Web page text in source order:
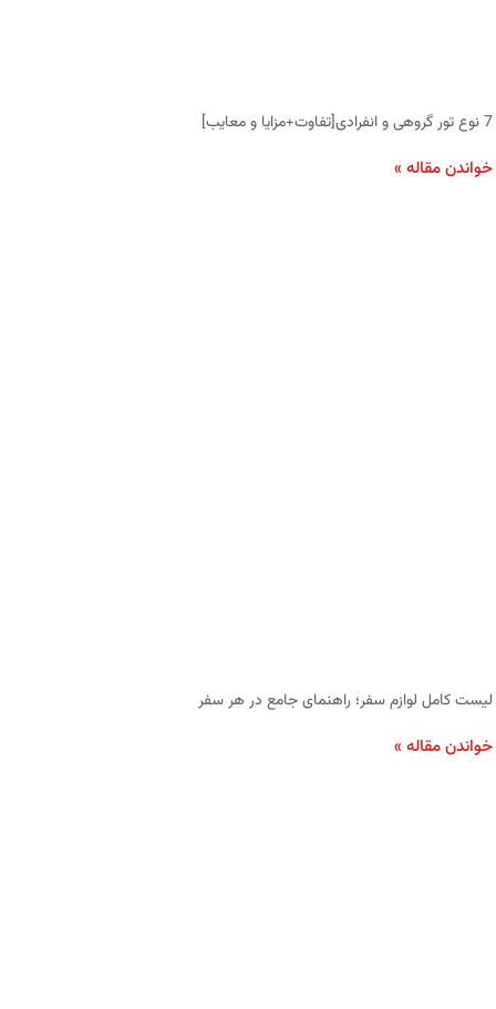
7 نوع تور گروهی و انفرادی[تفاوت+مزایا و معایب]
خواندن مقاله »
لیست کامل لوازم سفر؛ راهنمای جامع در هر سفر
خواندن مقاله »